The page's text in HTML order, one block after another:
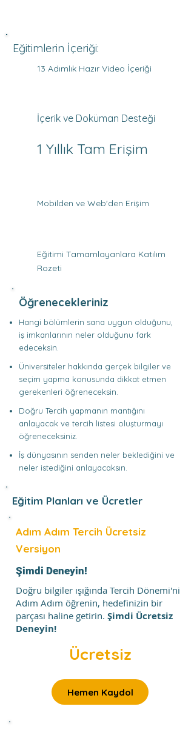
Eğitimlerin İçeriği:
13 Adımlık Hazır Video İçeriği
İçerik ve Doküman Desteği
1 Yıllık Tam Erişim
Mobilden ve Web'den Erişim
Eğitimi Tamamlayanlara Katılım
Rozeti
Öğrenecekleriniz
Hangi bölümlerin sana uygun olduğunu,
iş imkanlarının neler olduğunu fark
edeceksin.
Üniversiteler hakkında gerçek bilgiler ve
seçim yapma konusunda dikkat etmen
gerekenleri öğreneceksin.
Doğru Tercih yapmanın mantığını
anlayacak ve tercih listesi oluşturmayı
öğreneceksiniz.
İş dünyasının senden neler beklediğini ve
neler istediğini anlayacaksın.
Eğitim Planları ve Ücretler
Adım Adım Tercih Ücretsiz
Versiyon
Şimdi Deneyin!
Doğru bilgiler ışığında Tercih Dönemi'ni
Adım Adım öğrenin, hedefinizin bir
parçası haline getirin. Şimdi Ücretsiz
Deneyin!
Ücretsiz
Hemen Kaydol